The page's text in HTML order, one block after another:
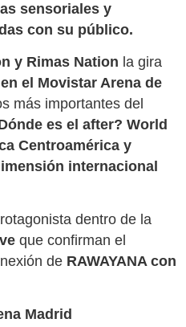
sensoriales y
con su público.
y Rimas Nation la gira
el Movistar Arena de
más importantes del
es el after? World
Centroamérica y
internacional
dentro de la
que confirman el
de RAWAYANA con
Madrid